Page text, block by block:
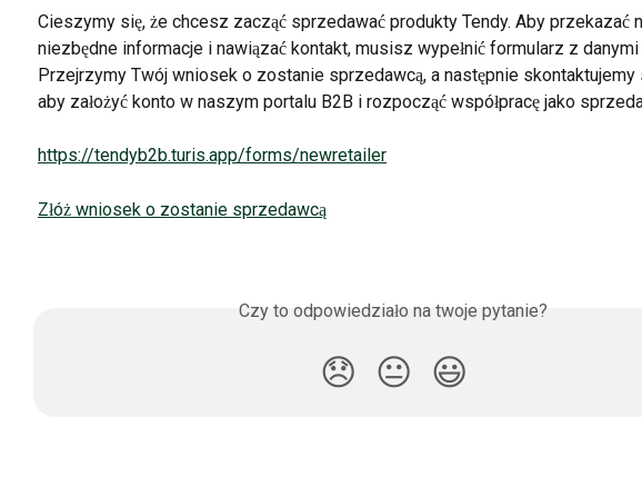
Cieszymy się, że chcesz zacząć sprzedawać produkty Tendy. Aby przekazać
niezbędne informacje i nawiązać kontakt, musisz wypełnić formularz z danymi
Przejrzymy Twój wniosek o zostanie sprzedawcą, a następnie skontaktujemy
aby założyć konto w naszym portalu B2B i rozpocząć współpracę jako
https://tendyb2b.turis.app/forms/newretailer
Złóż wniosek o zostanie sprzedawcą
Czy to odpowiedziało na twoje pytanie?
😞 😐 😃